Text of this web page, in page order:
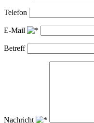
Telefon
E-Mail
Betreff
Nachricht